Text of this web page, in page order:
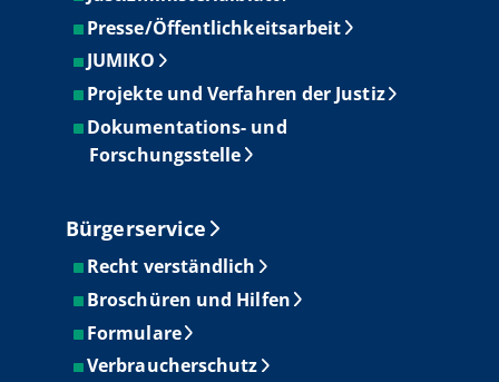
Presse/Öffentlichkeitsarbeit
JUMIKO
Projekte und Verfahren der Justiz
Dokumentations- und
Forschungsstelle
Bürgerservice
Recht verständlich
Broschüren und Hilfen
Formulare
Verbraucherschutz